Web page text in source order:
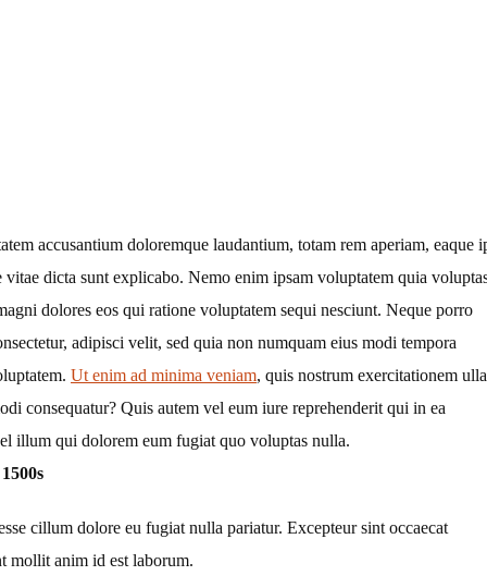
accusantium doloremque laudantium, totam rem aperiam, eaque
dicta sunt explicabo. Nemo enim ipsam voluptatem quia
dolores eos qui ratione voluptatem sequi nesciunt. Neque porro
adipisci velit, sed quia non numquam eius modi tempora
Ut enim ad minima veniam, quis nostrum exercitationem
consequatur? Quis autem vel eum iure reprehenderit qui in ea
illum qui dolorem eum fugiat quo voluptas nulla.
cillum dolore eu fugiat nulla pariatur. Excepteur sint occaecat
mollit anim id est laborum.